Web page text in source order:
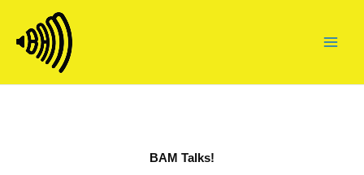
content
BAM Talks!